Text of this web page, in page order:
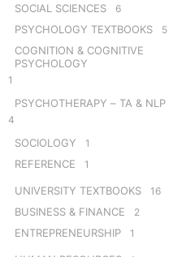
SOCIAL SCIENCES 6
PSYCHOLOGY TEXTBOOKS 5
COGNITION & COGNITIVE
PSYCHOLOGY
1
PSYCHOTHERAPY – TA & NLP
4
SOCIOLOGY 1
REFERENCE 1
UNIVERSITY TEXTBOOKS 16
BUSINESS & FINANCE 2
ENTREPRENEURSHIP 1